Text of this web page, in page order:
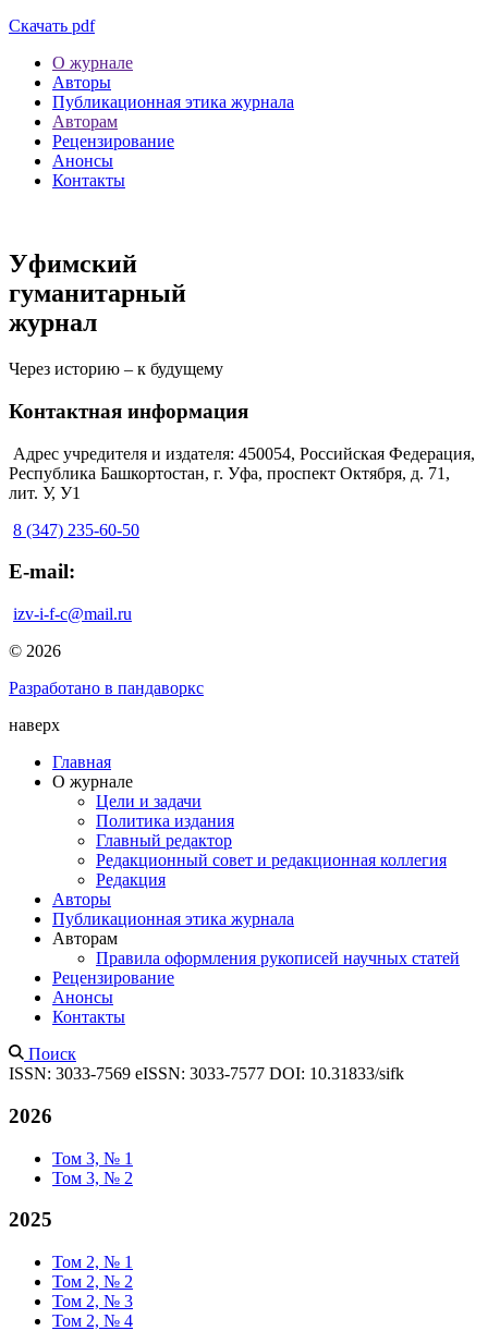
Скачать pdf
О журнале
Авторы
Публикационная этика журнала
Авторам
Рецензирование
Анонсы
Контакты
Уфимский
гуманитарный
журнал
Через историю – к будущему
Контактная информация
Адрес учредителя и издателя: 450054, Российская Федерация,
Республика Башкортостан, г. Уфа, проспект Октября, д. 71,
лит. У, У1
8 (347) 235-60-50
E-mail:
izv-i-f-c@mail.ru
© 2026
Разработано в пандаворкс
наверх
Главная
О журнале
Цели и задачи
Политика издания
Главный редактор
Редакционный совет и редакционная коллегия
Редакция
Авторы
Публикационная этика журнала
Авторам
Правила оформления рукописей научных статей
Рецензирование
Анонсы
Контакты
Поиск
ISSN: 3033-7569 eISSN: 3033-7577 DOI: 10.31833/sifk
2026
Том 3, № 1
Том 3, № 2
2025
Том 2, № 1
Том 2, № 2
Том 2, № 3
Том 2, № 4